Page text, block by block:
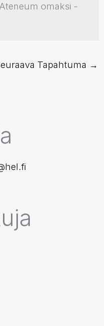
omaksi -
Tapahtuma →